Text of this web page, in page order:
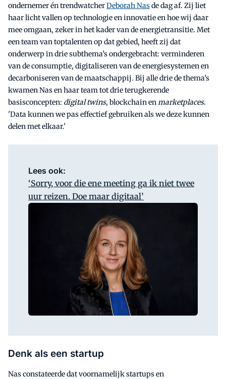
ondernemer én trendwatcherDeborah Nasde dag af. Zij liet
haar licht vallen op technologie en innovatie en hoe wij daar
mee omgaan, zeker in het kader van de energietransitie. Met
een team van toptalenten op dat gebied, heeft zij dat
onderwerp in drie subthema’s ondergebracht: verminderen
van de consumptie, digitaliseren van de energiesystemen en
decarboniseren van de maatschappij. Bij alle drie de thema’s
kwamen Nas en haar team tot drie terugkerende
basisconcepten: digital twins, blockchain enmarketplaces.
'Data kunnen we pas effectief gebruiken als we deze kunnen
delen met elkaar.'
Lees ook:
‘Sorry, voor die ene meeting ga ik niet twee
uur reizen. Doe maar digitaal’
Denk als een startup
Nas constateerde dat voornamelijk startups en